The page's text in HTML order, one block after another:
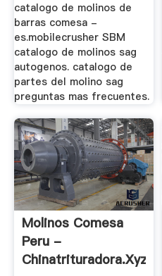
catalogo de molinos de
barras comesa -
es.mobilecrusher SBM
catalogo de molinos sag
autogenos. catalogo de
partes del molino sag
preguntas mas frecuentes.
Molinos Comesa
Peru -
Chinatrituradora.xyz